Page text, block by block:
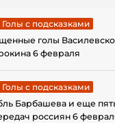
с подсказками
голы
6 февраля
с подсказками
Барбашева и еще
россиян 6